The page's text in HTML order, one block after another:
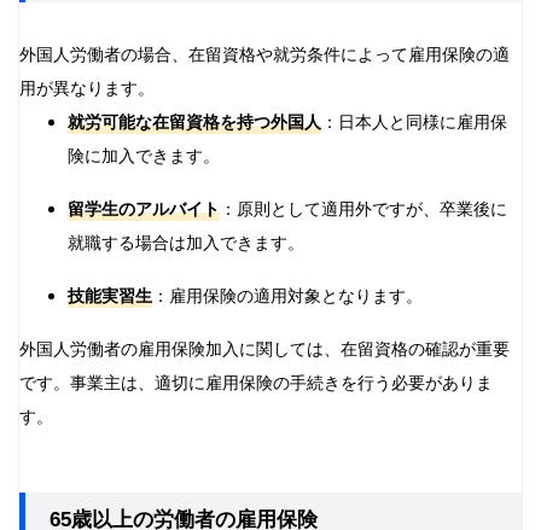
外国人労働者の場合、在留資格や就労条件によって雇用保険の適
用が異なります。
就労可能な在留資格を持つ外国人：日本人と同様に雇用保
険に加入できます。
留学生のアルバイト ：原則として適用外ですが、卒業後に
就職する場合は加入できます。
技能実習生 ：雇用保険の適用対象となります。
外国人労働者の雇用保険加入に関しては、在留資格の確認が重要
です。事業主は、適切に雇用保険の手続きを行う必要がありま
す。
65歳以上の労働者の雇用保険